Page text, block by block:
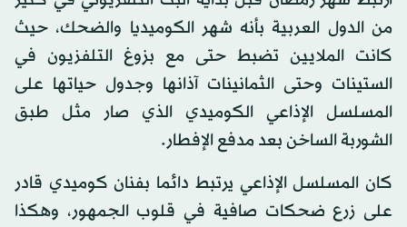
من الدول العربية بأنه شهر الكوميديا والضحك، حيث
كانت الملايين تضبط حتى مع بزوغ التلفزيون في
الستينات وحتى الثمانينات آذانها وجدول حياتها على
المسلسل الإذاعي الكوميدي الذي صار مثل طبق
الشوربة الساخن بعد مدفع الإفطار.
كان المسلسل الإذاعي يرتبط دائما بفنان كوميدي قادر
على زرع ضحكات صافية في قلوب الجمهور، وهكذا